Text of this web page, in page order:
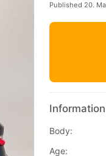
Published 20.
Body:
Age: